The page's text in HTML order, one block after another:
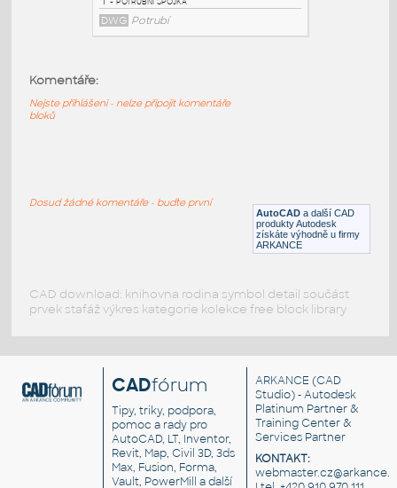
DWG Potrubí
T - potrubní spojka
AutoCAD a další CAD
produkty Autodesk
získáte výhodně u firmy
ARKANCE
Komentáře:
Nejste přihlášeni - nelze připojit komentáře
bloků
Dosud žádné komentáře - buďte první
CAD download: knihovna rodina symbol detail součást
prvek stafáž výkres kategorie kolekce free block library
CADfórum
Tipy, triky, podpora,
pomoc a rady pro
AutoCAD, LT, Inventor,
Revit, Map, Civil 3D, 3ds
Max, Fusion, Forma,
Vault, PowerMill a další
ARKANCE (CAD
Studio) - Autodesk
Platinum Partner &
Training Center &
Services Partner
KONTAKT: